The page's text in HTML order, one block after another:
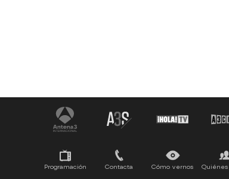
Programación Contacta Cómo vernos